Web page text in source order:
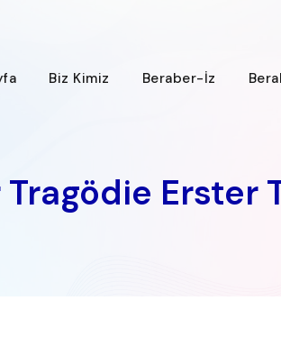
Biz Kimiz Beraber-İz
Tragödie Erster